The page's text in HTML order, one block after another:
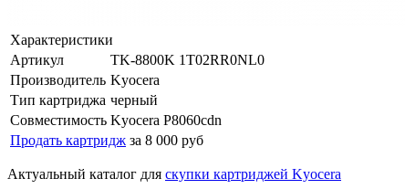
Характеристики
Артикул
TK-8800K 1T02RR0NL0
Производитель Kyocera
Тип картриджа черный
Совместимость Kyocera P8060cdn
Продать картридж за 8 000 руб
Актуальный каталог для скупки картриджей Kyocera